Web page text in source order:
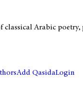
classical Arabic poetry,
Add QasidaLogin